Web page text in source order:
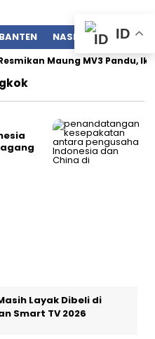
BANTEN NASIONAL POLITIK
Maung MV3 Pandu,
Layak Dibeli di
Smart TV 2026
ID